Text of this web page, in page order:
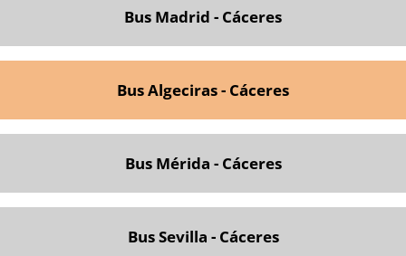
Bus Madrid - Cáceres
Bus Algeciras - Cáceres
Bus Mérida - Cáceres
Bus Sevilla - Cáceres